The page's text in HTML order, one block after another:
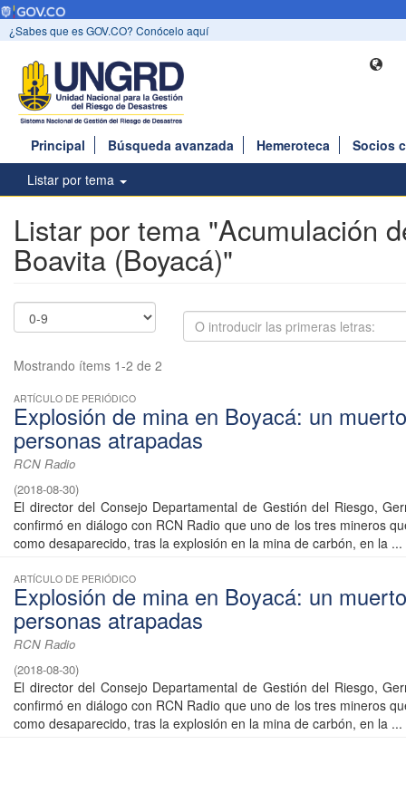
¿Sabes que es GOV.CO? Conócelo aquí
Principal Búsqueda avanzada Hemeroteca
Socios
Listar por tema
Listar por tema "Acumulación
Boavita (Boyacá)"
Mostrando ítems 1-2 de 2
ARTÍCULO DE PERIÓDICO
Explosión de mina en Boyacá: un
personas atrapadas
RCN Radio
(2018-08-30)
El director del Consejo Departamental de Gestión del Riesgo,
confirmó en diálogo con RCN Radio que uno de los tres mineros
como desaparecido, tras la explosión en la mina de carbón, en la ...
ARTÍCULO DE PERIÓDICO
Explosión de mina en Boyacá: un
personas atrapadas
RCN Radio
(2018-08-30)
El director del Consejo Departamental de Gestión del Riesgo,
confirmó en diálogo con RCN Radio que uno de los tres mineros
como desaparecido, tras la explosión en la mina de carbón, en la ...